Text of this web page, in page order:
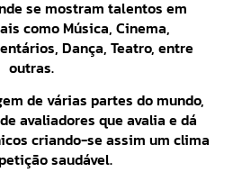
se mostram talentos em
como Música, Cinema,
Dança, Teatro, entre
outras.
de várias partes do mundo,
avaliadores que avalia e dá
criando-se assim um clima
saudável.